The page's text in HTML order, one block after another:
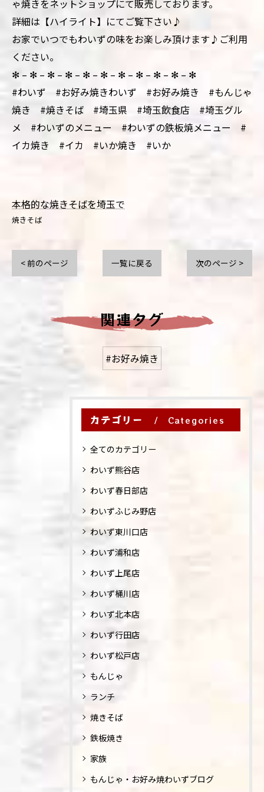
ゃ焼きをネットショップにて販売しております。
詳細は【ハイライト】にてご覧下さい♪
お家でいつでもわいずの味をお楽しみ頂けます♪ご利用
ください。
✻ – ✻ – ✻ – ✻ – ✻ – ✻ – ✻ – ✻ – ✻ – ✻ – ✻
#わいず #お好み焼きわいず #お好み焼き #もんじゃ
焼き #焼きそば #埼玉県 #埼玉飲食店 #埼玉グル
メ #わいずのメニュー #わいずの鉄板焼メニュー #
イカ焼き #イカ #いか焼き #いか
本格的な焼きそばを埼玉で
焼きそば
< 前のページ 一覧に戻る 次のページ >
関連タグ
#お好み焼き
カテゴリー Categories
全てのカテゴリー
わいず熊谷店
わいず春日部店
わいずふじみ野店
わいず東川口店
わいず浦和店
わいず上尾店
わいず桶川店
わいず北本店
わいず行田店
わいず松戸店
もんじゃ
ランチ
焼きそば
鉄板焼き
家族
もんじゃ・お好み焼わいずブログ